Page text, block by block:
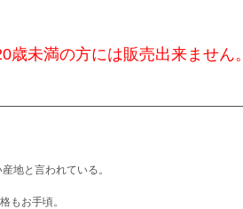
未満の方には販売出来ません。
地と言われている。
もお手頃。